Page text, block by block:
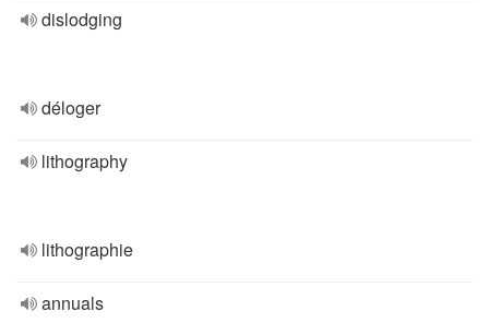
dislodging
déloger
lithography
lithographie
annuals